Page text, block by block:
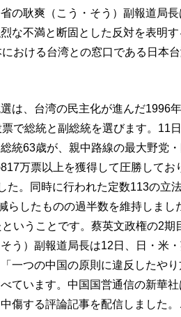
の耿爽（こう・そう）副報道局
な不満と断固とした反対を表明す
おける台湾との窓口である日本
は、台湾の民主化が進んだ1996
で総統と副総統を選びます。11
統63歳が、親中路線の最大野党
万票以上を獲得して圧勝してお
た。同時に行われた定数113の立
らしたものの過半数を維持しまし
いうことです。蔡英文政権の2期
う）副報道局長は12日、日・米
一つの中国の原則に違反したや
ています。中国国営通信の新華
傷する評論記事を配信しました